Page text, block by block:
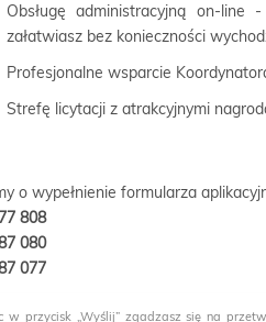
Obsługę administracyjną on-
załatwiasz bez konieczności
Profesjonalne wsparcie
Strefę licytacji z atrakcyjnymi
o wypełnienie formularza
808
080
077​
w przycisk „Wyślij” zgadzasz się na